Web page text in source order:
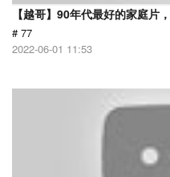
【越哥】90年代最好的家庭片
# 77
2022-06-01 11:53